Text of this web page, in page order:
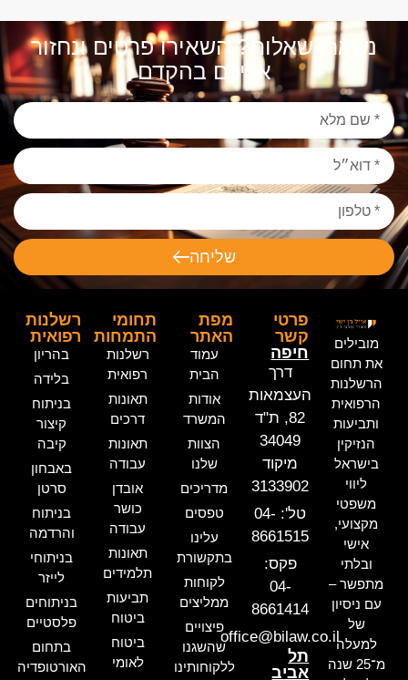
נשארו שאלות? השאירו פרטים ונחזור
אליכם בהקדם
שליחה
מובילים
את תחום
הרשלנות
הרפואית
ותביעות
הנזיקין
בישראל
ליווי
משפטי
מקצועי,
אישי
ובלתי
מתפשר –
עם ניסיון
של
למעלה
מ־25 שנה
מפת
האתר
עמוד
הבית
אודות
המשרד
הצוות
שלנו
מדריכים
טפסים
עלינו
בתקשורת
לקוחות
ממליצים
פיצויים
שהשגנו
ללקוחותינו
תחומי
התמחות
רשלנות
רפואית
תאונות
דרכים
תאונות
עבודה
אובדן
כושר
עבודה
תאונות
תלמידים
תביעות
ביטוח
ביטוח
לאומי
רשלנות
רפואית
בהריון
בלידה
בניתוח
קיצור
קיבה
באבחון
סרטן
בניתוח
והרדמה
בניתוחי
לייזר
בניתוחים
פלסטיים
בתחום
האורטופדיה
פרטי
קשר
חיפה
דרך
העצמאות
82, ת"ד
34049
מיקוד
3133902
טל': 04-
8661515
פקס:
04-
8661414
office@bilaw.co.il
תל
אביב